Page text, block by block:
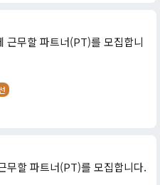
근무할 파트너(PT)를 모집합니
무할 파트너(PT)를 모집합니다.